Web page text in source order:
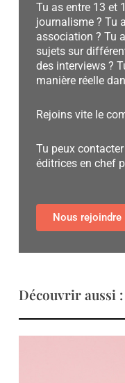
Tu as entre 13 et
journalisme ? Tu
association ? Tu
sujets sur
des interviews ?
manière réelle
Rejoins vite le
Tu peux contacter
éditrices en chef
Nous rejoindre
Découvrir aussi :